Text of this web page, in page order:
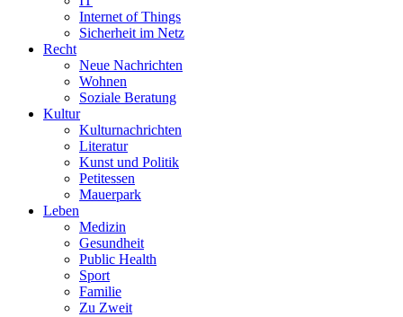
Internet of Things
Sicherheit im Netz
Recht
Neue Nachrichten
Wohnen
Soziale Beratung
Kultur
Kulturnachrichten
Literatur
Kunst und Politik
Petitessen
Mauerpark
Leben
Medizin
Gesundheit
Public Health
Sport
Familie
Zu Zweit